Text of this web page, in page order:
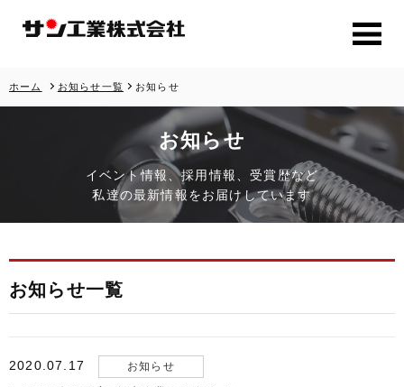
ホーム お知らせ一覧 お知らせ
お知らせ
イベント情報、採用情報、受賞歴など
私達の最新情報をお届けしています
お知らせ一覧
2020.07.17 お知らせ